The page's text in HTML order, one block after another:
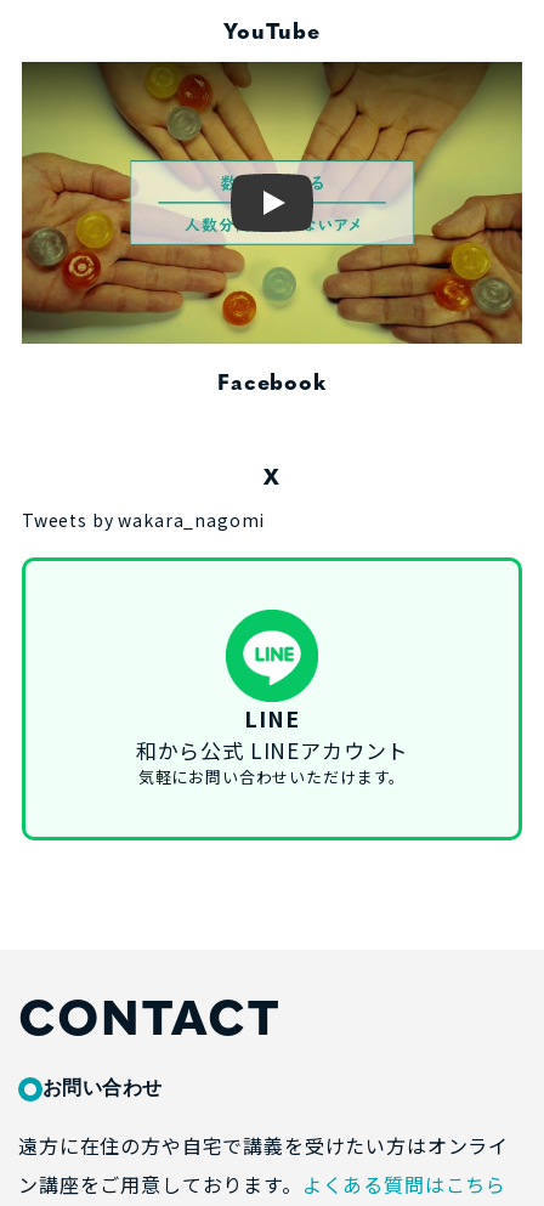
YouTube
Play
Facebook
X
Tweets by wakara_nagomi
LINE
和から公式 LINEアカウント
気軽にお問い合わせいただけます。
CONTACT
お問い合わせ
遠方に在住の方や自宅で講義を受けたい方はオンライ
ン講座をご用意しております。 よくある質問はこちら